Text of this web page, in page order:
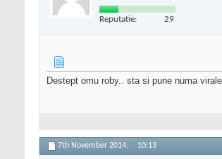
Reputatie: 29
Destept omu roby.. sta si pune numa
7th November 2014, 10:13